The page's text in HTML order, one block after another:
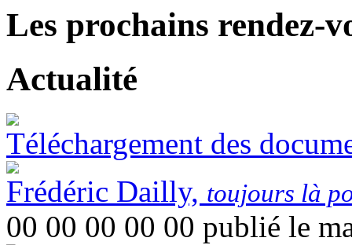
Les prochains rendez-
Actualité
Téléchargement des
Frédéric Dailly, toujours là
00 00 00 00 00 publié le